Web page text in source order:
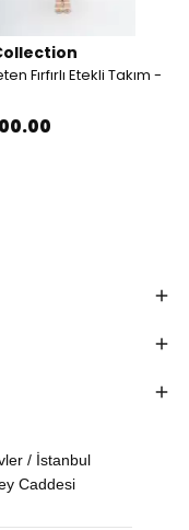
Fırfırlı Etekli Takım -
/ İstanbul
Caddesi